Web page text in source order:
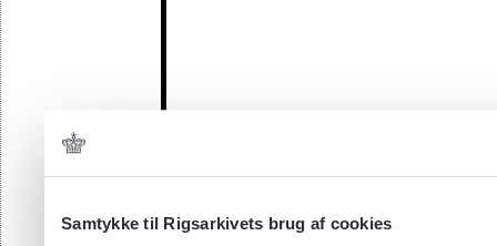
Samtykke til Rigsarkivets brug af cookies